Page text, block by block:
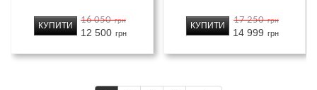
16 050 грн
12 500 грн
КУПИТИ
17 250 грн
14 999 грн
КУПИТИ